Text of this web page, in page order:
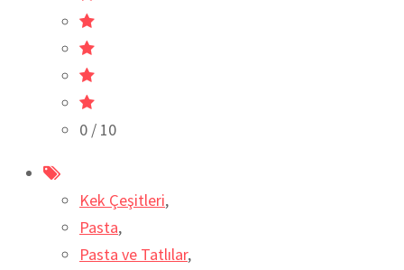
0 / 10
Kek Çeşitleri,
Pasta,
Pasta ve Tatlılar,